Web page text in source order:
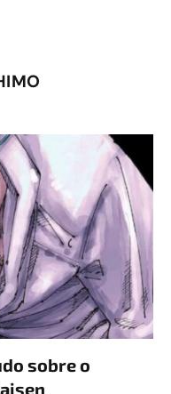
sobre o